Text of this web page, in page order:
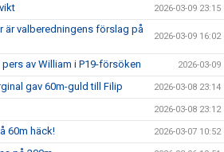
2026-03-09 23:15
är valberedningens förslag på
2026-03-09 16:02
av William i P19-försöken 2026-03-09
gav 60m-guld till Filip 2026-03-08 23:14
2026-03-08 23:12
60m häck! 2026-03-07 10:52